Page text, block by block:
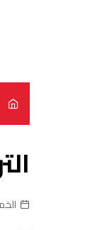
الخميس, 8